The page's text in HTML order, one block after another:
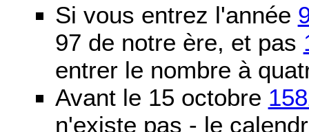
Si vous entrez l'année
97 de notre ère, et pas
entrer le nombre à
Avant le 15 octobre
n'existe pas - le